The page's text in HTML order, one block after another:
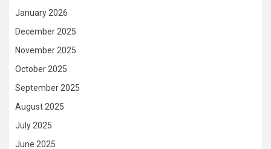
January 2026
December 2025
November 2025
October 2025
September 2025
August 2025
July 2025
June 2025